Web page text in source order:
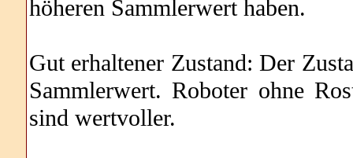
höheren Sammlerwert haben.
Gut erhaltener Zustand: Der
Sammlerwert. Roboter ohne
sind wertvoller.